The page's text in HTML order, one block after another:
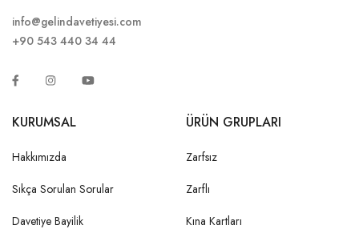
info@gelindavetiyesi.com
+90 543 440 34 44
KURUMSAL
Hakkımızda
Sıkça Sorulan Sorular
Davetiye Bayilik
ÜRÜN GRUPLARI
Zarfsız
Zarflı
Kına Kartları